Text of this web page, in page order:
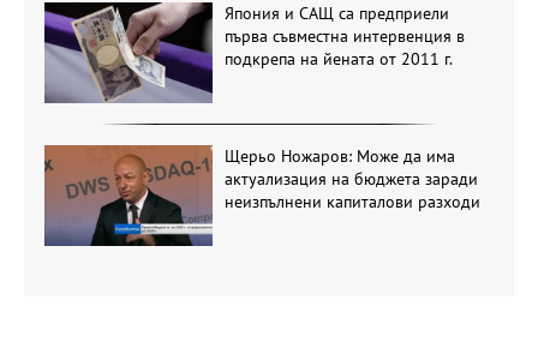
Япония и САЩ са предприели
първа съвместна интервенция в
подкрепа на йената от 2011 г.
Щерьо Ножаров: Може да има
актуализация на бюджета заради
неизпълнени капиталови разходи